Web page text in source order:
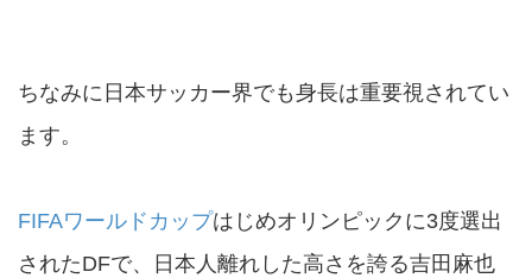
ちなみに日本サッカー界でも身長は重要視されてい
ます。
FIFAワールドカップはじめオリンピックに3度選出
されたDFで、日本人離れした高さを誇る吉田麻也